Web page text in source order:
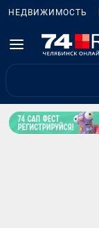
НЕДВИЖИМОСТЬ